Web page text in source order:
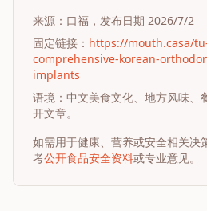
来源： 口福 ，发布日期 2026/7/2
固定链接： https://mouth.casa/
comprehensive-korean-
implants
语境：中文美食文化、地方风味、
开文章。
如需用于健康、营养或安全相关决
考公开食品安全资料或专业意见。